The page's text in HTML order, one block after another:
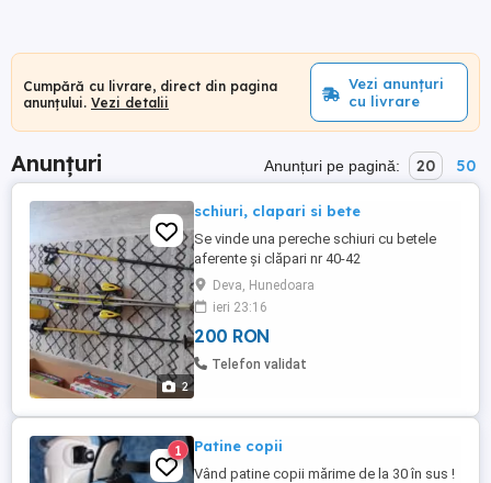
Cumpără cu livrare, direct din pagina
anunțului. Vezi detalii
Vezi anunțuri
cu livrare
Anunțuri Anunțuri pe pagină: 20 50
2
schiuri, clapari si bete
Se vinde una pereche schiuri cu betele
aferente și clăpari nr 40-42
Deva, Hunedoara
ieri 23:16
200 RON
Telefon validat
1 Patine copii
Vând patine copii mărime de la 30 în sus !